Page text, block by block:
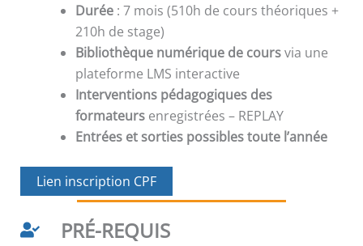
Durée : 7 mois (510h de cours théoriques +
210h de stage)
Bibliothèque numérique de coursvia une
plateforme LMS interactive
Interventions pédagogiques des
formateurs enregistrées – REPLAY
Entrées et sorties possibles toute l’année
Lien inscription CPF
PRÉ-REQUIS